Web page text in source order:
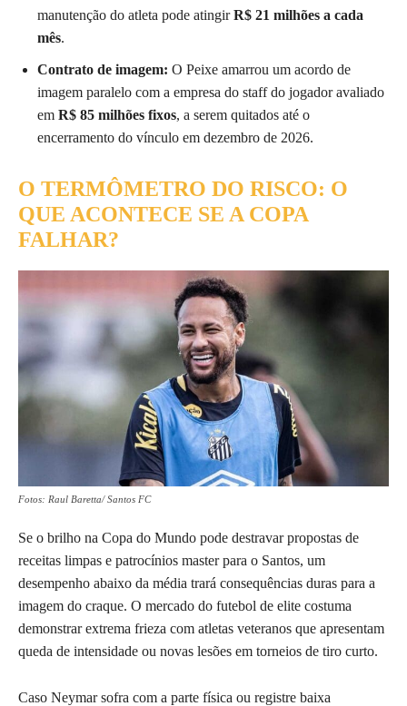
manutenção do atleta pode atingirR$ 21 milhões a cada
mês.
Contrato de imagem: O Peixe amarrou um acordo de
imagem paralelo com a empresa do staff do jogador avaliado
em R$ 85 milhões fixos, a serem quitados até o
encerramento do vínculo em dezembro de 2026.
O TERMÔMETRO DO RISCO: O
QUE ACONTECE SE A COPA
FALHAR?
Fotos: Raul Baretta/ Santos FC
Se o brilho na Copa do Mundo pode destravar propostas de
receitas limpas e patrocínios master para o Santos, um
desempenho abaixo da média trará consequências duras para a
imagem do craque. O mercado do futebol de elite costuma
demonstrar extrema frieza com atletas veteranos que apresentam
queda de intensidade ou novas lesões em torneios de tiro curto.
Caso Neymar sofra com a parte física ou registre baixa